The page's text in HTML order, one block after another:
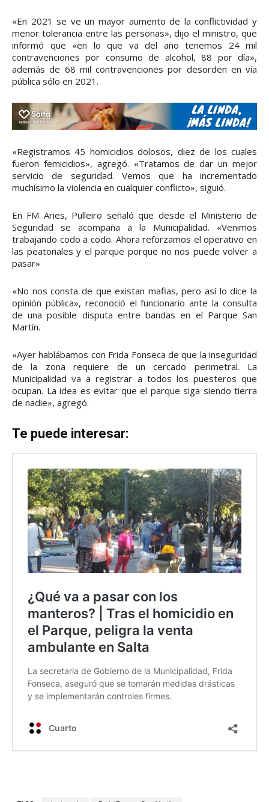
«En 2021 se ve un mayor aumento de la conflictividad y
menor tolerancia entre las personas», dijo el ministro, que
informó que «en lo que va del año tenemos 24 mil
contravenciones por consumo de alcohol, 88 por día»,
además de 68 mil contravenciones por desorden en vía
pública sólo en 2021.
«Registramos 45 homicidios dolosos, diez de los cuales
fueron femicidios», agregó. «Tratamos de dar un mejor
servicio de seguridad. Vemos que ha incrementado
muchísimo la violencia en cualquier conflicto», siguió.
En FM Aries, Pulleiro señaló que desde el Ministerio de
Seguridad se acompaña a la Municipalidad. «Venimos
trabajando codo a codo. Ahora reforzamos el operativo en
las peatonales y el parque porque no nos puede volver a
pasar»
«No nos consta de que existan mafias, pero así lo dice la
opinión pública», reconoció el funcionario ante la consulta
de una posible disputa entre bandas en el Parque San
Martín.
«Ayer hablábamos con Frida Fonseca de que la inseguridad
de la zona requiere de un cercado perimetral. La
Municipalidad va a registrar a todos los puesteros que
ocupan. La idea es evitar que el parque siga siendo tierra
de nadie», agregó.
Te puede interesar: